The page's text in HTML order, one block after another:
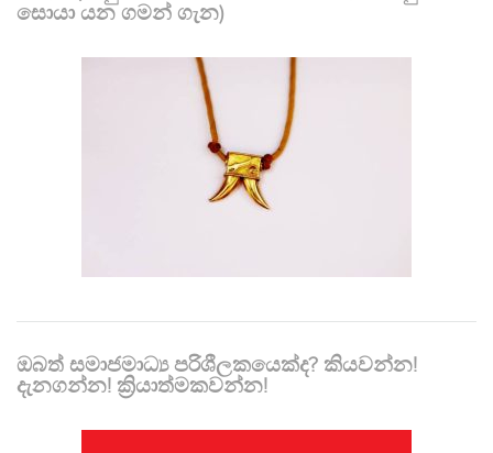
සොයා යන ගමන් ගැන)
ඔබත් සමාජමාධ්‍ය පරිශීලකයෙක්ද? කියවන්න!
දැනගන්න! ක්‍රියාත්මකවන්න!